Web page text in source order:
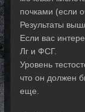
почками (если
Результаты
Если вас
Лг и ФСГ.
Уровень
что он должен
еще.